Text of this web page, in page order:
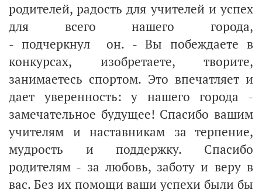
родителей, радость для учителей и успех
для всего нашего города,
- подчеркнул он. - Вы побеждаете в
конкурсах, изобретаете, творите,
занимаетесь спортом. Это впечатляет и
дает уверенность: у нашего города -
замечательное будущее! Спасибо вашим
учителям и наставникам за терпение,
мудрость и поддержку. Спасибо
родителям - за любовь, заботу и веру в
вас. Без их помощи ваши успехи были бы